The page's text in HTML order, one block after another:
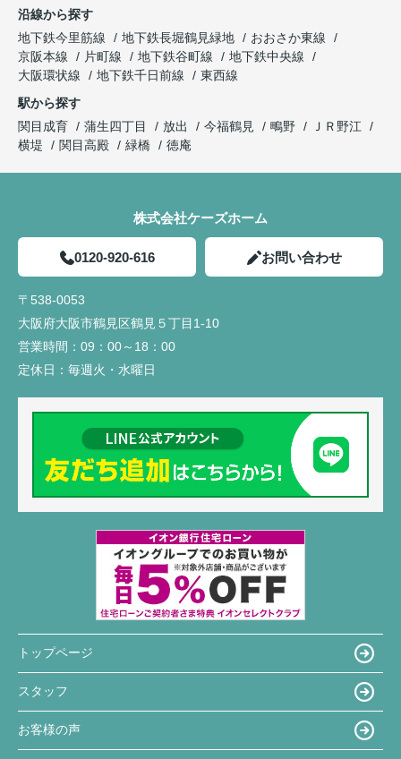
沿線から探す
地下鉄今里筋線
地下鉄長堀鶴見緑地
おおさか東線
京阪本線
片町線 地下鉄谷町線
地下鉄中央線
大阪環状線
地下鉄千日前線
東西線
駅から探す
関目成育
蒲生四丁目 放出 今福鶴見 鴫野
ＪＲ野江
横堤
関目高殿 緑橋 徳庵
株式会社ケーズホーム
0120-920-616 お問い合わせ
〒538-0053
大阪府大阪市鶴見区鶴見５丁目1-10
営業時間： 09：00～18：00
定休日： 毎週火・水曜日
トップページ
スタッフ
お客様の声